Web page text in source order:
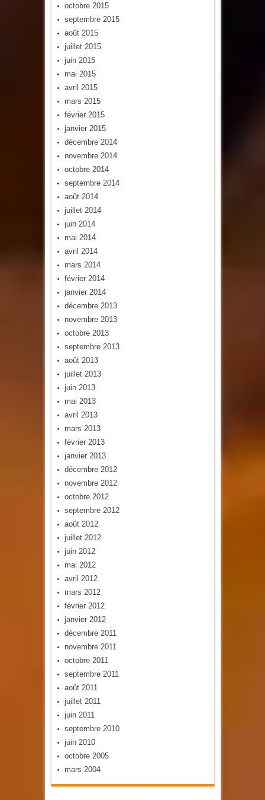
octobre 2015
septembre 2015
août 2015
juillet 2015
juin 2015
mai 2015
avril 2015
mars 2015
février 2015
janvier 2015
décembre 2014
novembre 2014
octobre 2014
septembre 2014
août 2014
juillet 2014
juin 2014
mai 2014
avril 2014
mars 2014
février 2014
janvier 2014
décembre 2013
novembre 2013
octobre 2013
septembre 2013
août 2013
juillet 2013
juin 2013
mai 2013
avril 2013
mars 2013
février 2013
janvier 2013
décembre 2012
novembre 2012
octobre 2012
septembre 2012
août 2012
juillet 2012
juin 2012
mai 2012
avril 2012
mars 2012
février 2012
janvier 2012
décembre 2011
novembre 2011
octobre 2011
septembre 2011
août 2011
juillet 2011
juin 2011
septembre 2010
juin 2010
octobre 2005
mars 2004